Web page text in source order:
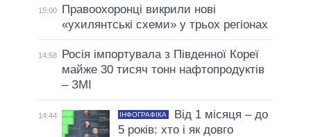
15:00
Правоохоронці викрили нові
«ухилянтські схеми» у трьох регіонах
14:58
Росія імпортувала з Південної Кореї
майже 30 тисяч тонн нафтопродуктів
– ЗМІ
14:44 ІНФОГРАФІКА
Від 1 місяця – до
5 років: хто і як довго